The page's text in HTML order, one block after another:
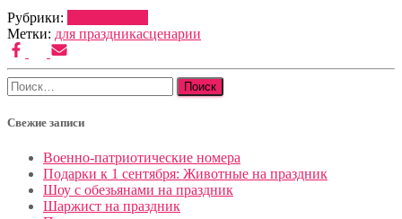
Рубрики:
Метки: для праздникасценарии
Найти:
Свежие записи
Военно-патриотические номера
Подарки к 1 сентября: Животные на праздник
Шоу с обезьянами на праздник
Шаржист на праздник